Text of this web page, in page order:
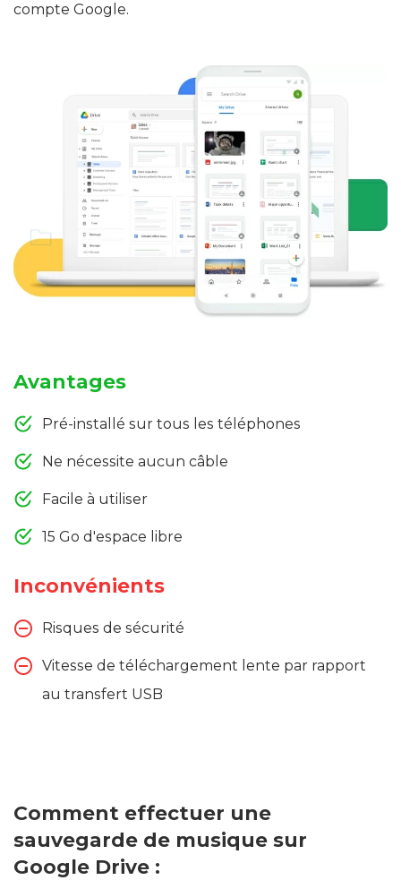
compte Google.
Avantages
Pré-installé sur tous les téléphones
Ne nécessite aucun câble
Facile à utiliser
15 Go d'espace libre
Inconvénients
Risques de sécurité
Vitesse de téléchargement lente par rapport
au transfert USB
Comment effectuer une
sauvegarde de musique sur
Google Drive :